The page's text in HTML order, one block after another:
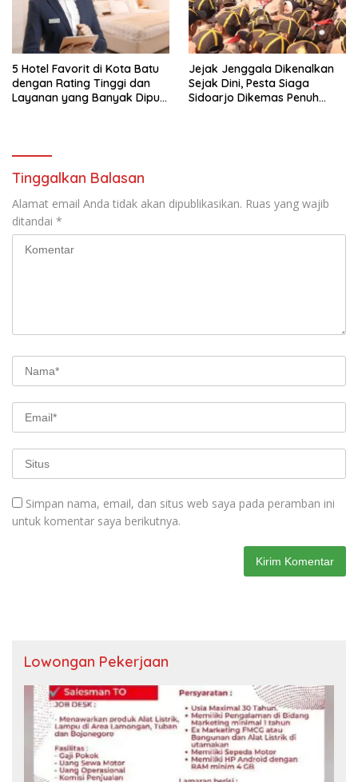
5 Hotel Favorit di Kota Batu
dengan Rating Tinggi dan
Layanan yang Banyak Dipuji
Jejak Jenggala Dikenalkan
Sejak Dini, Pesta Siaga
Sidoarjo Dikemas Penuh
Tinggalkan Balasan
Alamat email Anda tidak akan dipublikasikan. Ruas yang wajib
ditandai *
Simpan nama, email, dan situs web saya pada peramban ini
untuk komentar saya berikutnya.
Lowongan Pekerjaan